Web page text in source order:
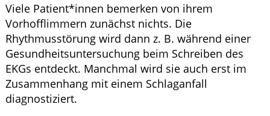
Viele Patient*innen bemerken von ihrem
Vorhofflimmern zunächst nichts. Die
Rhythmusstörung wird dann z. B. während einer
Gesundheitsuntersuchung beim Schreiben des
EKGs entdeckt. Manchmal wird sie auch erst im
Zusammenhang mit einem Schlaganfall
diagnostiziert.